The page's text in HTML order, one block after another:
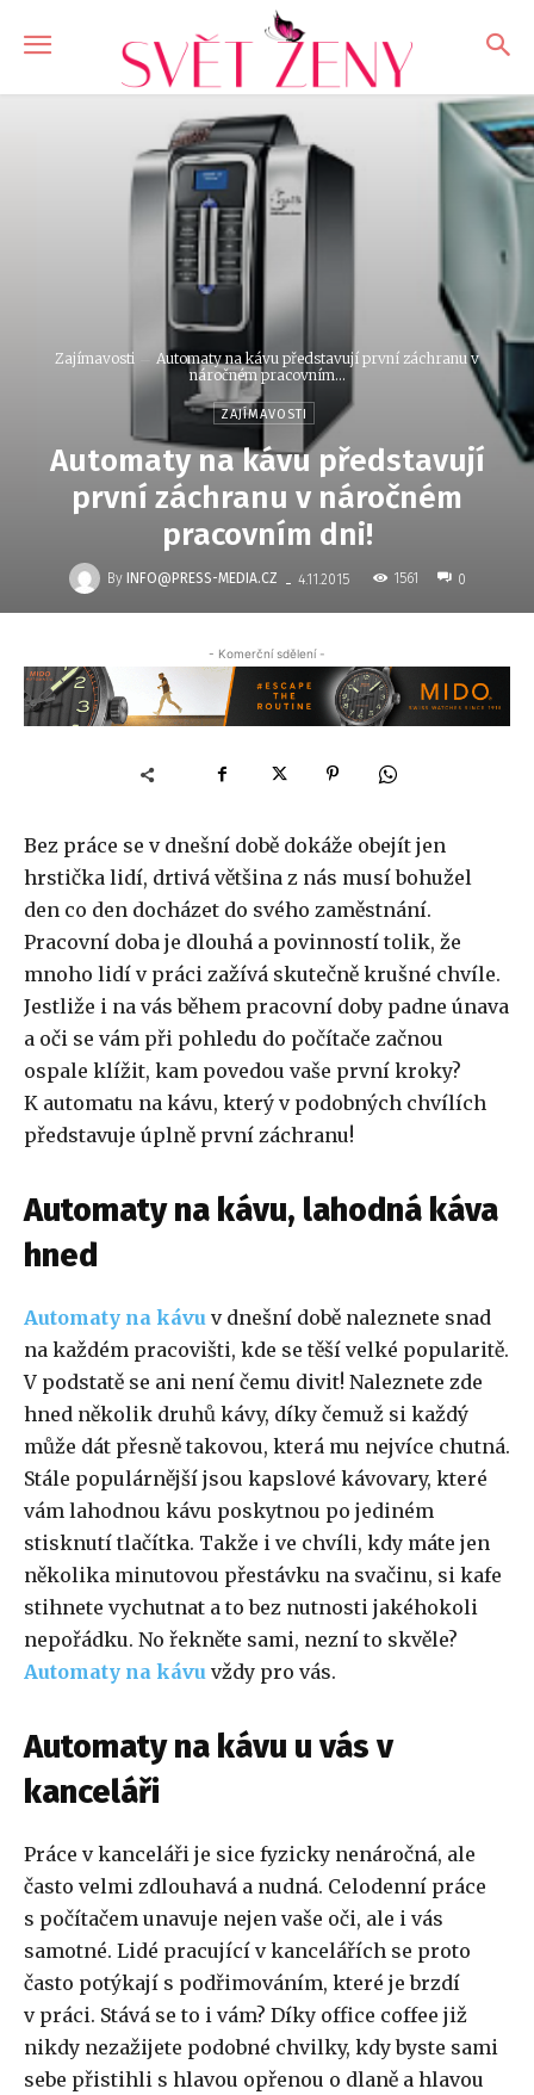
Zajímavosti
Automaty na kávu představují první záchranu v
náročném pracovním...
ZAJÍMAVOSTI
Automaty na kávu představují
první záchranu v náročném
pracovním dni!
By INFO@PRESS-MEDIA.CZ - 4.11.2015 1561 0
- Komerční sdělení -
Bez práce se v dnešní době dokáže obejít jen
hrstička lidí, drtivá většina z nás musí bohužel
den co den docházet do svého zaměstnání.
Pracovní doba je dlouhá a povinností tolik, že
mnoho lidí v práci zažívá skutečně krušné chvíle.
Jestliže i na vás během pracovní doby padne únava
a oči se vám při pohledu do počítače začnou
ospale klížit, kam povedou vaše první kroky?
K automatu na kávu, který v podobných chvílích
představuje úplně první záchranu!
Automaty na kávu, lahodná káva
hned
Automaty na kávu v dnešní době naleznete snad
na každém pracovišti, kde se těší velké popularitě.
V podstatě se ani není čemu divit! Naleznete zde
hned několik druhů kávy, díky čemuž si každý
může dát přesně takovou, která mu nejvíce chutná.
Stále populárnější jsou kapslové kávovary, které
vám lahodnou kávu poskytnou po jediném
stisknutí tlačítka. Takže i ve chvíli, kdy máte jen
několika minutovou přestávku na svačinu, si kafe
stihnete vychutnat a to bez nutnosti jakéhokoli
nepořádku. No řekněte sami, nezní to skvěle?
Automaty na kávu vždy pro vás.
Automaty na kávu u vás v
kanceláři
Práce v kanceláři je sice fyzicky nenáročná, ale
často velmi zdlouhavá a nudná. Celodenní práce
s počítačem unavuje nejen vaše oči, ale i vás
samotné. Lidé pracující v kancelářích se proto
často potýkají s podřimováním, které je brzdí
v práci. Stává se to i vám? Díky office coffee již
nikdy nezažijete podobné chvilky, kdy byste sami
sebe přistihli s hlavou opřenou o dlaně a hlavou